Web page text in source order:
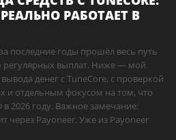
РАБОТАЕТ В
последние годы прошёл весь путь
регулярных выплат. Ниже — мой
денег с TuneCore, с проверкой
и отдельным фокусом на том, что
в 2026 году. Важное замечание:
через Payoneer. Уже из Payoneer